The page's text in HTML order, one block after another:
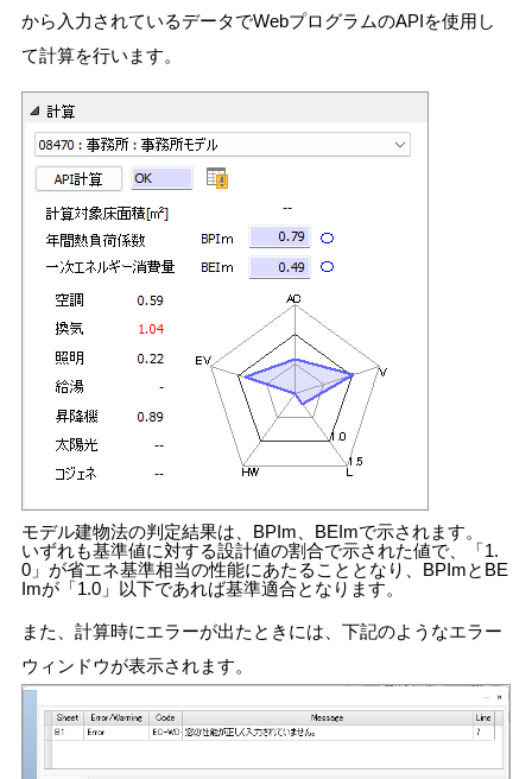
から入力されているデータでWebプログラムのAPIを使用し
て計算を行います。
モデル建物法の判定結果は、BPIm、BEImで示されます。
いずれも基準値に対する設計値の割合で示された値で、「1.
0」が省エネ基準相当の性能にあたることとなり、BPImとBE
Imが「1.0」以下であれば基準適合となります。
また、計算時にエラーが出たときには、下記のようなエラー
ウィンドウが表示されます。